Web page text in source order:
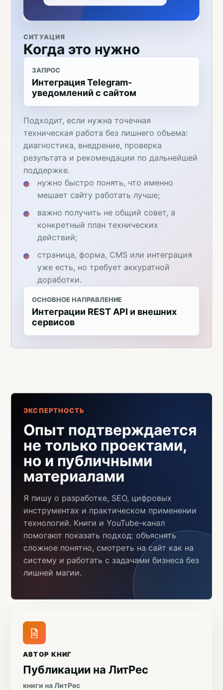
СИТУАЦИЯ
Когда это нужно
ЗАПРОС
Интеграция Telegram-
уведомлений с сайтом
Подходит, если нужна точечная
техническая работа без лишнего объема:
диагностика, внедрение, проверка
результата и рекомендации по дальнейшей
поддержке.
нужно быстро понять, что именно
мешает сайту работать лучше;
важно получить не общий совет, а
конкретный план технических
действий;
страница, форма, CMS или интеграция
уже есть, но требует аккуратной
доработки.
ОСНОВНОЕ НАПРАВЛЕНИЕ
Интеграции REST API и внешних
сервисов
ЭКСПЕРТНОСТЬ
Опыт подтверждается
не только проектами,
но и публичными
материалами
Я пишу о разработке, SEO, цифровых
инструментах и практическом применении
технологий. Книги и YouTube-канал
помогают показать подход: объяснять
сложное понятно, смотреть на сайт как на
систему и работать с задачами бизнеса без
лишней магии.
АВТОР КНИГ
Публикации на ЛитРес
книги на ЛитРес